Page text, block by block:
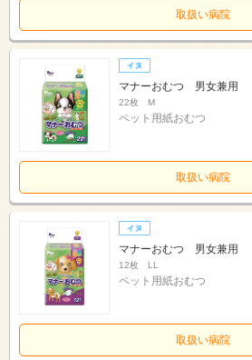
取扱い病院
マナーおむつ 男女兼用
22枚 M
ペット用紙おむつ
取扱い病院
マナーおむつ 男女兼用
12枚 LL
ペット用紙おむつ
取扱い病院